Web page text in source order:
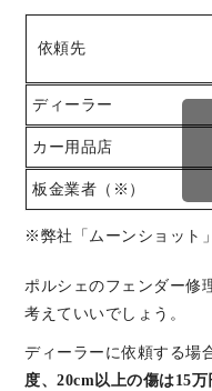
依頼先
ディーラー
カー用品店
板金業者（※）
※弊社「ムーンショット
ポルシェのフェンダー修
考えていいでしょう。
ディーラーに依頼する場
度、20cm以上の傷は15万